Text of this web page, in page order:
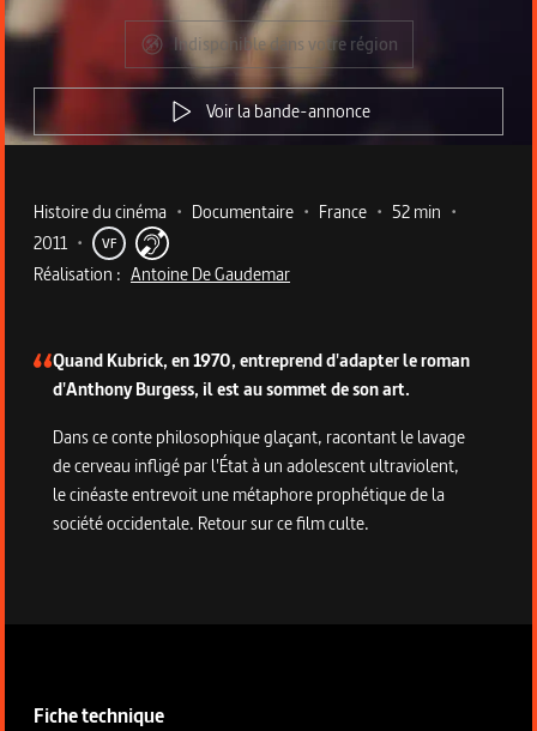
Indisponible dans votre région
Voir la bande-annonce
Metadata du programme
Histoire du cinéma • Documentaire • France • 52 min •
2011 • VF
Réalisation : Antoine De Gaudemar
Quand Kubrick, en 1970, entreprend d'adapter le roman
d'Anthony Burgess, il est au sommet de son art.
Dans ce conte philosophique glaçant, racontant le lavage
de cerveau infligé par l'État à un adolescent ultraviolent,
le cinéaste entrevoit une métaphore prophétique de la
société occidentale. Retour sur ce film culte.
Fiche technique